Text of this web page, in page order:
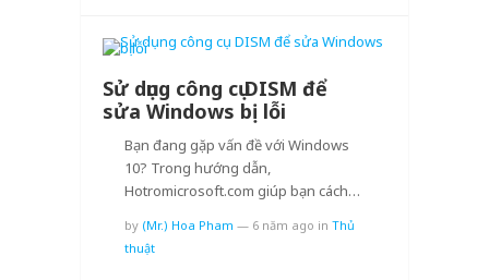
Sử dụng công cụ DISM để
sửa Windows bị lỗi
Bạn đang gặp vấn đề với Windows
10? Trong hướng dẫn,
Hotromicrosoft.com giúp bạn cách…
by (Mr.) Hoa Pham — 6 năm ago in Thủ
thuật